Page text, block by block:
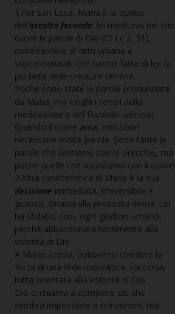
1.Per San Luca, Maria è la donna
dell’ascolto fecondo: lei meditava nel suo
cuore le parole di Dio (Cf Lc 2, 51),
corredandole di virtù umane e
soprannaturali, che hanno fatto di lei, la
più bella delle creature terrene.
Poche sono state le parole pronunciate
da Maria, ma lunghi i tempi della
meditazione e del fecondo silenzio!
Quando il cuore ama, non sono
necessarie molte parole. Sono tante le
parole che sentiamo con le orecchie, ma
poche quelle che ascoltiamo con il cuore!
2.Altra caratteristica di Maria è la sua
decisione immediata, irreversibile e
gioiosa, dinanzi alla proposta divina. Lei
ha sfidato, così, ogni giudizio umano,
perché abbandonata totalmente alla
volontà di Dio.
A Maria, credo, dobbiamo chiedere la
forza di una fede monolitica, rocciosa,
tutta orientata alla volontà di Dio.
Dio ci chiama a compiere ciò che
sembra impossibile a noi uomini, ma